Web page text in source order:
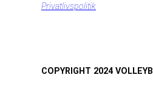
Privatlivspolitik
COPYRIGHT 2024